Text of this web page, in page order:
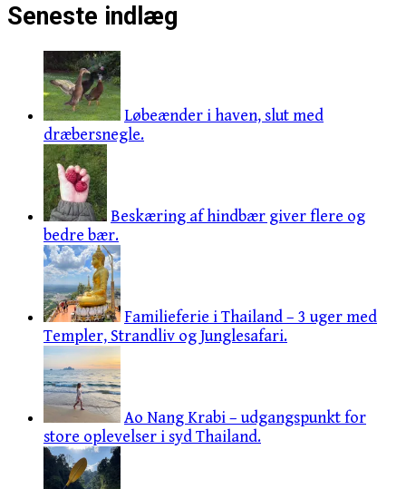
Seneste indlæg
Løbeænder i haven, slut med
dræbersnegle.
Beskæring af hindbær giver flere og
bedre bær.
Familieferie i Thailand – 3 uger med
Templer, Strandliv og Junglesafari.
Ao Nang Krabi – udgangspunkt for
store oplevelser i syd Thailand.